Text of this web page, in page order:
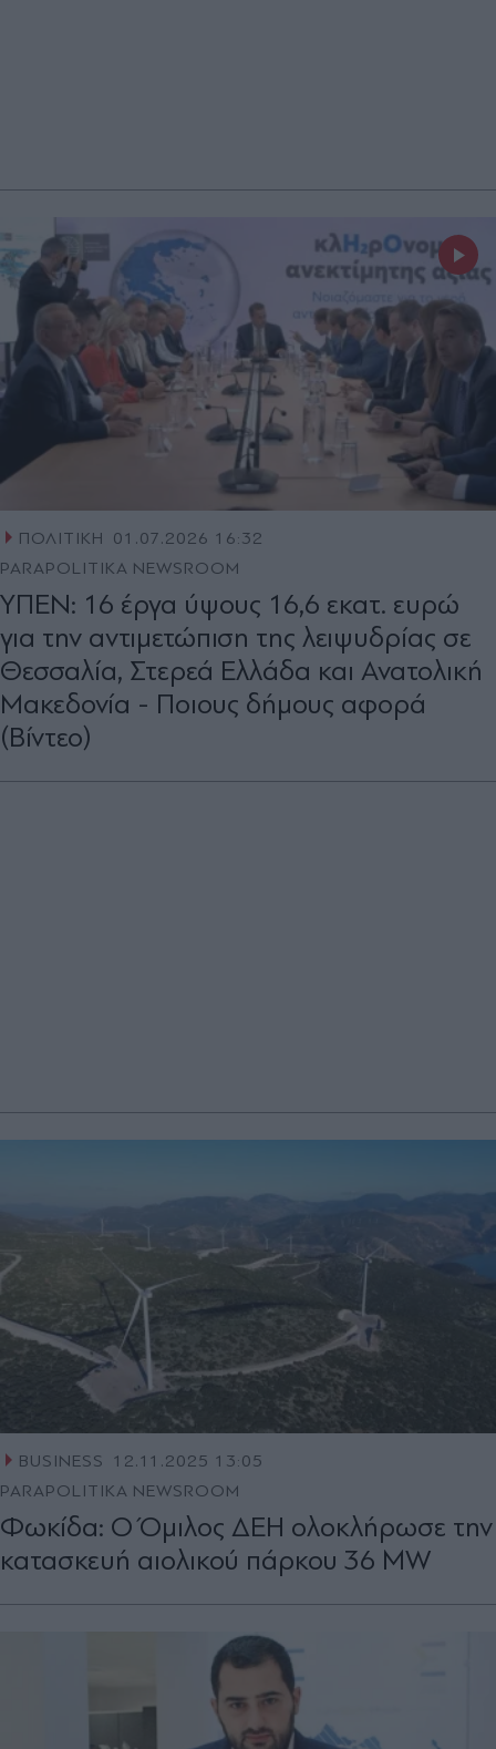
ΠΟΛΙΤΙΚΗ
01.07.2026 16:32
PARAPOLITIKA NEWSROOM
ΥΠΕΝ: 16 έργα ύψους 16,6 εκατ. ευρώ
για την αντιμετώπιση της λειψυδρίας σε
Θεσσαλία, Στερεά Ελλάδα και Ανατολική
Μακεδονία - Ποιους δήμους αφορά
(Βίντεο)
BUSINESS
12.11.2025 13:05
PARAPOLITIKA NEWSROOM
Φωκίδα: Ο Όμιλος ΔΕΗ ολοκλήρωσε την
κατασκευή αιολικού πάρκου 36 MW